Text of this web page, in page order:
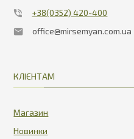
+38(0352) 420-400
office@mirsemyan.com.ua
КЛІЄНТАМ
Магазин
Новинки